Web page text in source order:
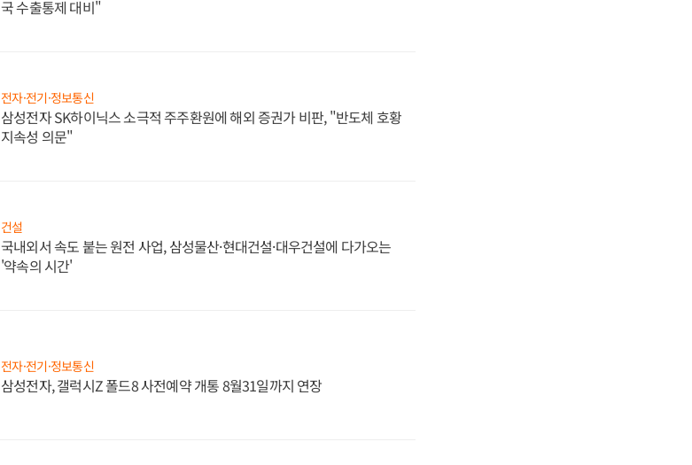
국 수출통제 대비"
전자·전기·정보통신
삼성전자 SK하이닉스 소극적 주주환원에 해외 증권가 비판, "반도체 호황
지속성 의문"
건설
국내외서 속도 붙는 원전 사업, 삼성물산·현대건설·대우건설에 다가오는
'약속의 시간'
전자·전기·정보통신
삼성전자, 갤럭시Z 폴드8 사전예약 개통 8월31일까지 연장